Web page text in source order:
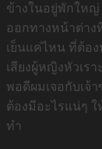
ข้างในอยู่พักใหญ่
ออกทางหน้าต่าง
เย็นแค่ไหน ที่ต้อ
เสียงผู้หญิงหัวเร
พอดีผมเจอกับเจ้
ต้องมีอะไรแน่ๆ
ทำ